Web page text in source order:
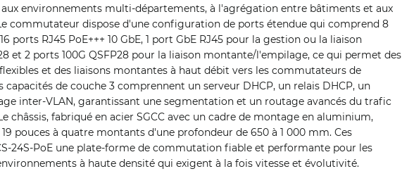
aux environnements multi-départements, à l'agrégation entre bâtiments et aux
commutateur dispose d'une configuration de ports étendue qui comprend 8
ports RJ45 PoE+++ 10 GbE, 1 port GbE RJ45 pour la gestion ou la liaison
et 2 ports 100G QSFP28 pour la liaison montante/l'empilage, ce qui permet des
et des liaisons montantes à haut débit vers les commutateurs de
de couche 3 comprennent un serveur DHCP, un relais DHCP, un
inter-VLAN, garantissant une segmentation et un routage avancés du trafic
châssis, fabriqué en acier SGCC avec un cadre de montage en aluminium,
pouces à quatre montants d'une profondeur de 650 à 1 000 mm. Ces
24S-PoE une plate-forme de commutation fiable et performante pour les
à haute densité qui exigent à la fois vitesse et évolutivité.